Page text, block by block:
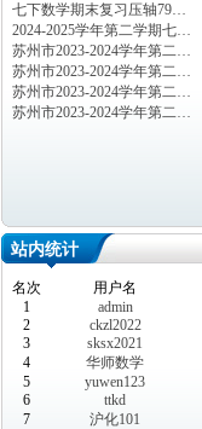
七下数学期末复习压轴79…
2024-2025学年第二学期七…
苏州市2023-2024学年第二…
苏州市2023-2024学年第二…
苏州市2023-2024学年第二…
苏州市2023-2024学年第二…
站内统计
名次 用户名
1
admin
2
ckzl2022
3
sksx2021
4
华师数学
5
yuwen123
6
ttkd
7
沪化101